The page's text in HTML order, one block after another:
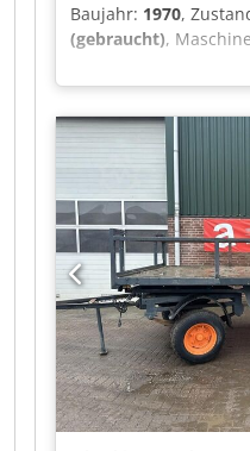
Baujahr: 1970,
(gebraucht),
, SANDT 410
Stanzpresse – 18
zuzüglich
EXW Son en Breugel,
und robuste
Schwenkarm-
Sandt AG,
Materialien wie
Schaumstoff, Filz,
Kork und Karton.
J. Sandt AG * Modell:
55703 * Baujahr:
1960er Jahre *
Arbeitstisch: 900 ×
Druckplatte: 550 ×
Abstand: ca. 110 mm